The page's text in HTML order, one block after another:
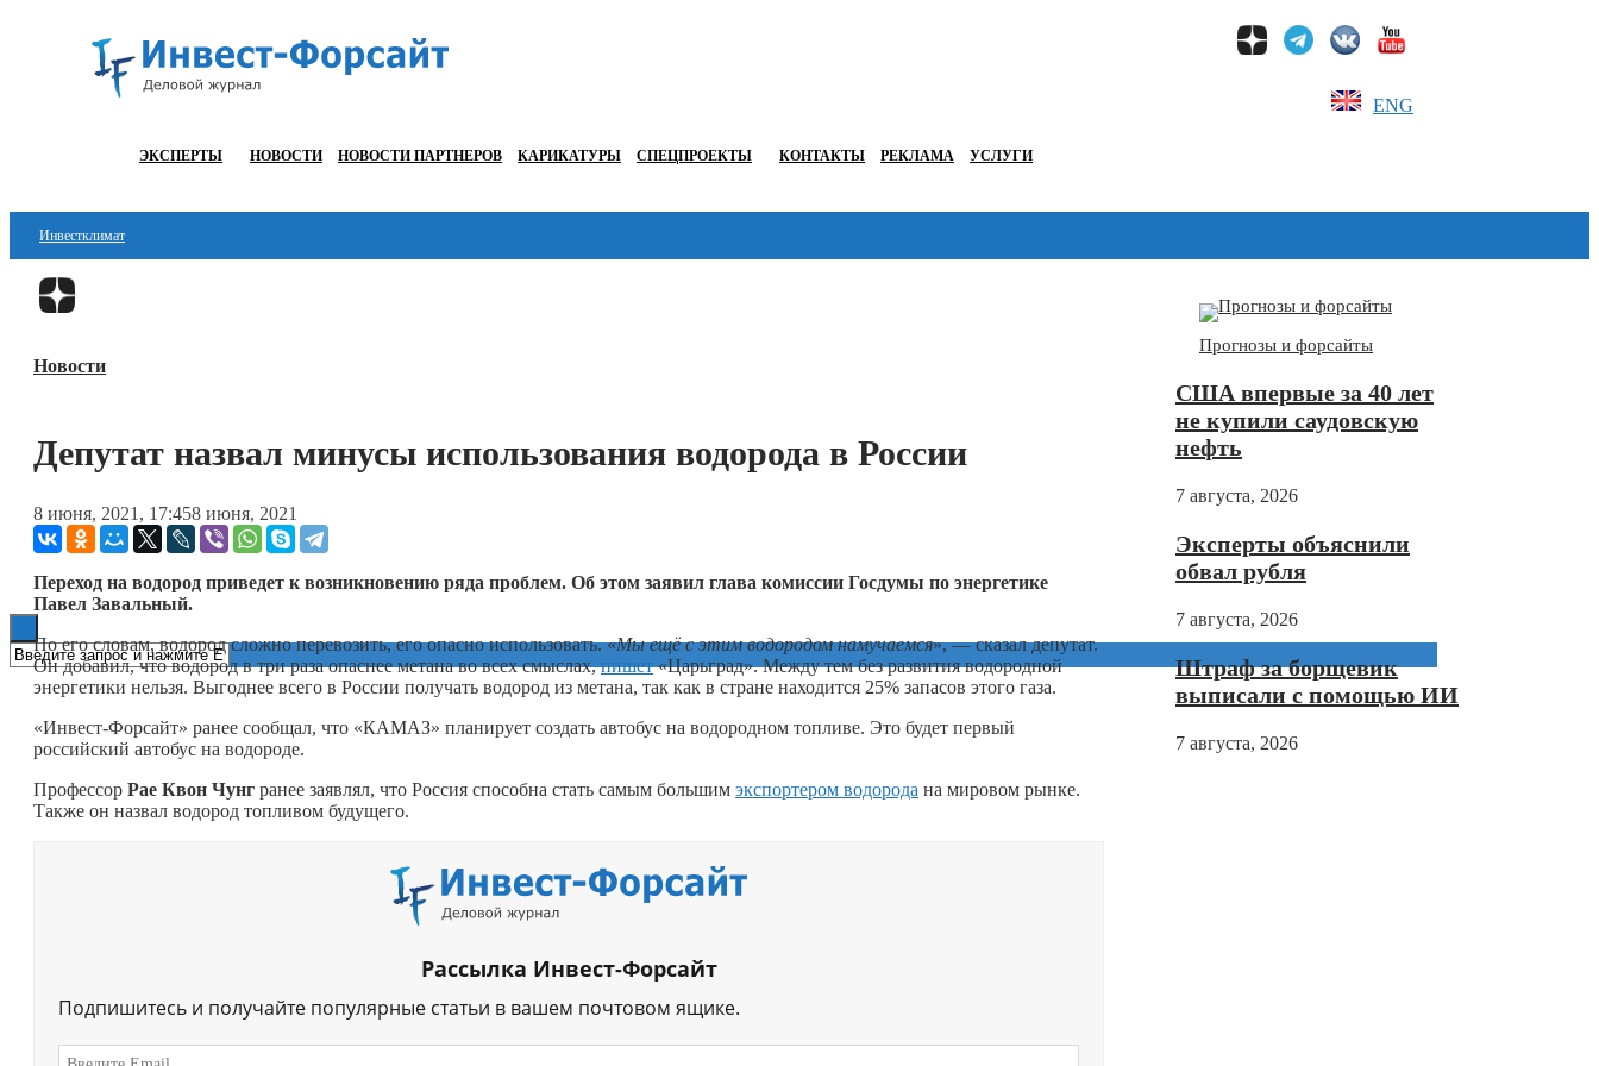
ENG
ЭКСПЕРТЫ НОВОСТИ НОВОСТИ ПАРТНЕРОВ КАРИКАТУРЫ СПЕЦПРОЕКТЫ КОНТАКТЫ РЕКЛАМА УСЛУГИ
Инвестклимат
Финансы
Блокчейн
Технологии
ESG
Новости
Депутат назвал минусы использования водорода в России
8 июня, 2021, 17:458 июня, 2021
Переход на водород приведет к возникновению ряда проблем. Об этом заявил глава комиссии Госдумы по энергетике
Павел Завальный.
По его словам, водород сложно перевозить, его опасно использовать. «Мы ещё с этим водородом намучаемся», — сказал депутат.
Он добавил, что водород в три раза опаснее метана во всех смыслах,пишет«Царьград». Между тем без развития водородной
энергетики нельзя. Выгоднее всего в России получать водород из метана, так как в стране находится 25% запасов этого газа.
«Инвест-Форсайт» ранее сообщал, что «КАМАЗ» планирует создать автобус на водородном топливе. Это будет первый
российский автобус на водороде.
Профессор Рае Квон Чунг ранее заявлял, что Россия способна стать самым большим экспортером водорода на мировом рынке.
Также он назвал водород топливом будущего.
Рассылка Инвест-Форсайт
Подпишитесь и получайте популярные статьи в вашем почтовом ящике.
Прогнозы и форсайты
США впервые за 40 лет
не купили саудовскую
нефть
7 августа, 2026
Эксперты объяснили
обвал рубля
7 августа, 2026
Штраф за борщевик
выписали с помощью ИИ
7 августа, 2026